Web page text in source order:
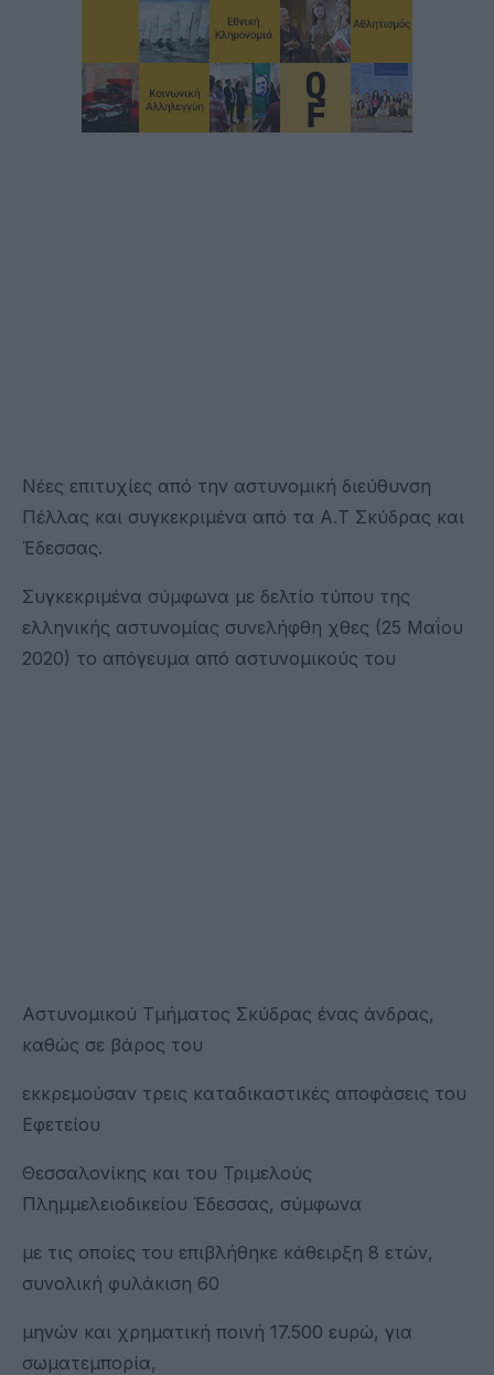
Νέες επιτυχίες από την αστυνομική διεύθυνση
Πέλλας και συγκεκριμένα από τα Α.Τ Σκύδρας και
Έδεσσας.
Συγκεκριμένα σύμφωνα με δελτίο τύπου της
ελληνικής αστυνομίας συνελήφθη χθες (25 Μαΐου
2020) το απόγευμα από αστυνομικούς του
Αστυνομικού Τμήματος Σκύδρας ένας άνδρας,
καθώς σε βάρος του
εκκρεμούσαν τρεις καταδικαστικές αποφάσεις του
Εφετείου
Θεσσαλονίκης και του Τριμελούς
Πλημμελειοδικείου Έδεσσας, σύμφωνα
με τις οποίες του επιβλήθηκε κάθειρξη 8 ετών,
συνολική φυλάκιση 60
μηνών και χρηματική ποινή 17.500 ευρώ, για
σωματεμπορία,